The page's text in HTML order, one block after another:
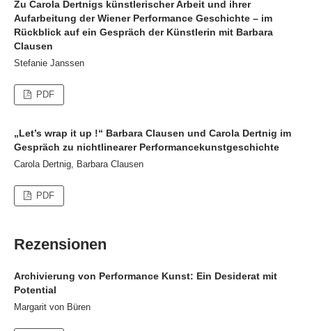
Zu Carola Dertnigs künstlerischer Arbeit und ihrer
Aufarbeitung der Wiener Performance Geschichte – im
Rückblick auf ein Gespräch der Künstlerin mit Barbara
Clausen
Stefanie Janssen
PDF
„Let’s wrap it up !“ Barbara Clausen und Carola Dertnig im
Gespräch zu nichtlinearer Performancekunstgeschichte
Carola Dertnig, Barbara Clausen
PDF
Rezensionen
Archivierung von Performance Kunst: Ein Desiderat mit
Potential
Margarit von Büren